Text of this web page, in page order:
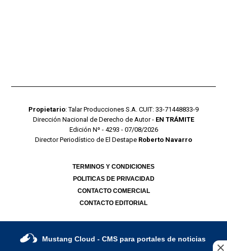
Propietario: Talar Producciones S.A. CUIT: 33-71448833-9
Dirección Nacional de Derecho de Autor - EN TRÁMITE
Edición Nº - 4293 - 07/08/2026
Director Periodístico de El Destape Roberto Navarro
TERMINOS Y CONDICIONES
POLITICAS DE PRIVACIDAD
CONTACTO COMERCIAL
CONTACTO EDITORIAL
Mustang Cloud - CMS para portales de noticias